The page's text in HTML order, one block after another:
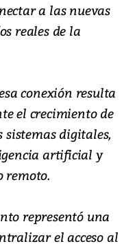
a las nuevas
reales de la
conexión resulta
el crecimiento de
sistemas digitales,
artificial y
remoto.
representó una
el acceso al